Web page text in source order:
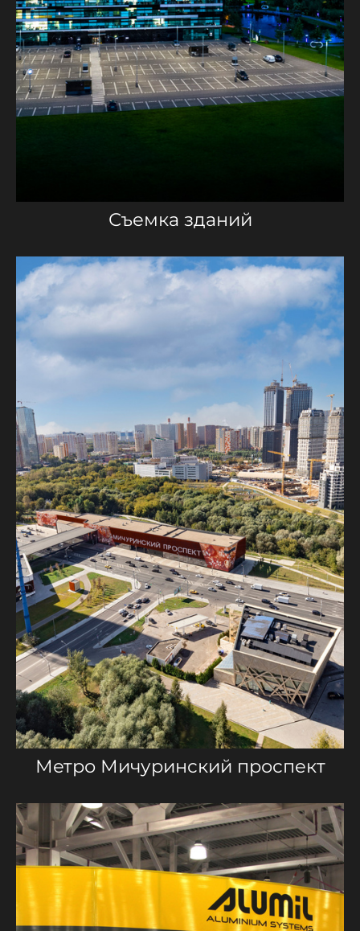
Съемка зданий
Метро Мичуринский проспект